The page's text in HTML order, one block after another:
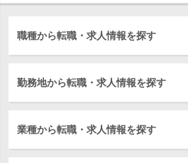
職種から転職・求人情報を探す
勤務地から転職・求人情報を探す
業種から転職・求人情報を探す